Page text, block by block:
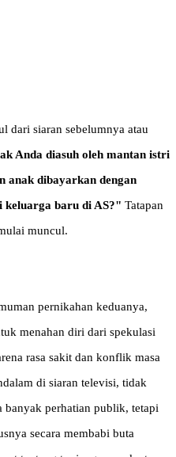
dari siaran sebelumnya atau
Anda diasuh oleh mantan istri
anak dibayarkan dengan
keluarga baru di AS?" Tatapan
muncul.
pernikahan keduanya,
menahan diri dari spekulasi
rasa sakit dan konflik masa
di siaran televisi, tidak
banyak perhatian publik, tetapi
secara membabi buta